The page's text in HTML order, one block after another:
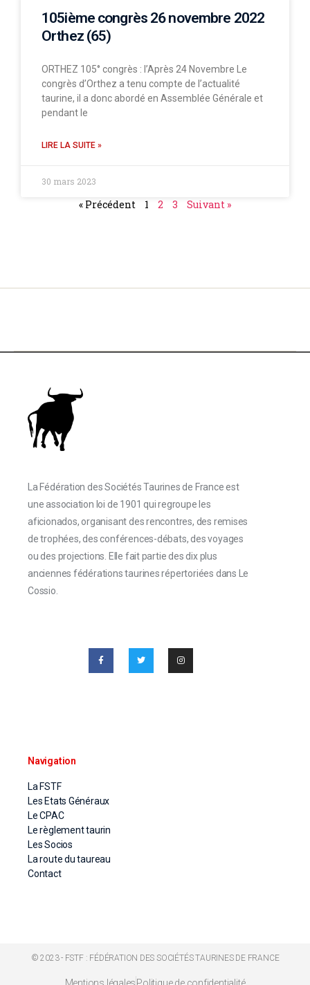
105ième congrès 26 novembre 2022
Orthez (65)
ORTHEZ 105° congrès : l’Après 24 Novembre Le
congrès d’Orthez a tenu compte de l’actualité
taurine, il a donc abordé en Assemblée Générale et
pendant le
LIRE LA SUITE »
30 mars 2023
« Précédent 1 2 3 Suivant »
La Fédération des Sociétés Taurines de France est
une association loi de 1901 qui regroupe les
aficionados, organisant des rencontres, des remises
de trophées, des conférences-débats, des voyages
ou des projections. Elle fait partie des dix plus
anciennes fédérations taurines répertoriées dans Le
Cossio.
Navigation
La FSTF
Les Etats Généraux
Le CPAC
Le règlement taurin
Les Socios
La route du taureau
Contact
© 2023 - FSTF : FÉDÉRATION DES SOCIÉTÉS TAURINES DE FRANCE
Mentions légales Politique de confidentialité